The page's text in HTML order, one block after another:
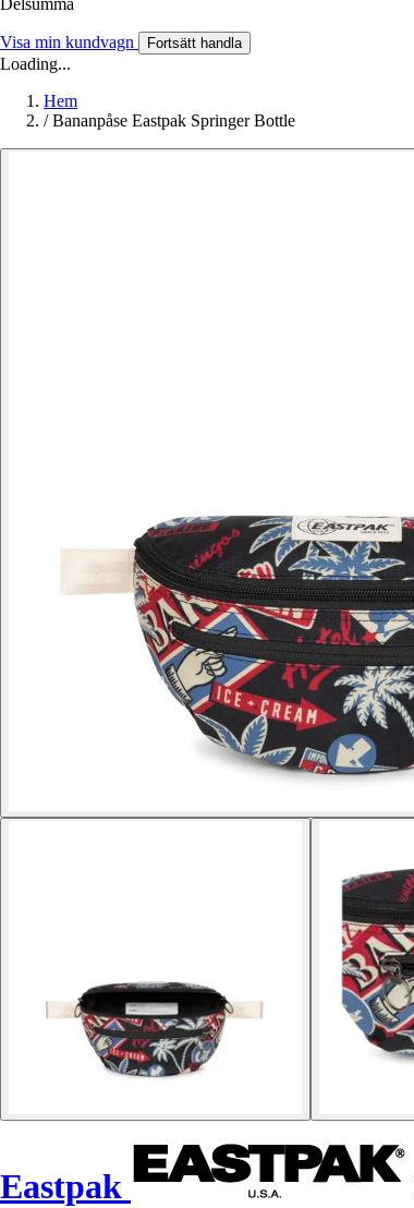
Delsumma
Visa min kundvagn Fortsätt handla
Loading...
Hem
/ Bananpåse Eastpak Springer Bottle
Eastpak